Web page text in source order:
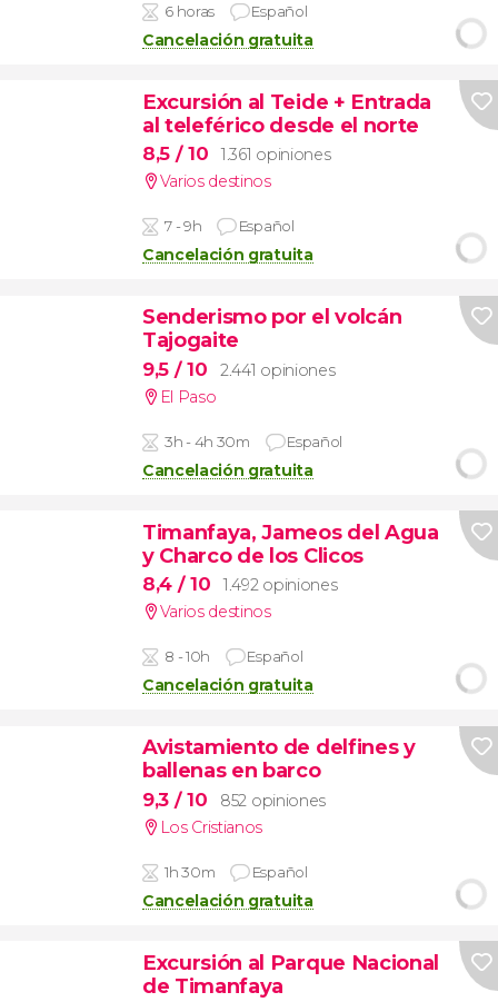
6 horas Español
Cancelación gratuita
Excursión al Teide + Entrada
al teleférico desde el norte
8,5 / 10
1.361 opiniones
Varios destinos
7 - 9h Español
Cancelación gratuita
Senderismo por el volcán
Tajogaite
9,5 / 10
2.441 opiniones
El Paso
3h - 4h 30m Español
Cancelación gratuita
Timanfaya, Jameos del Agua
y Charco de los Clicos
8,4 / 10
1.492 opiniones
Varios destinos
8 - 10h Español
Cancelación gratuita
Avistamiento de delfines y
ballenas en barco
9,3 / 10
852 opiniones
Los Cristianos
1h 30m Español
Cancelación gratuita
Excursión al Parque Nacional
de Timanfaya